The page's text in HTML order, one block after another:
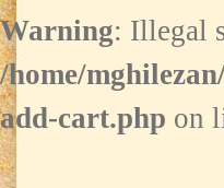
Warning: Illegal
/home/
add-cart.php on